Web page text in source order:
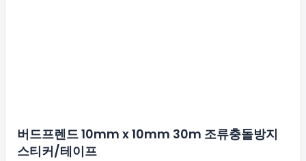
버드프렌드 10mm x 10mm 30m 조류충돌방지
스티커/테이프